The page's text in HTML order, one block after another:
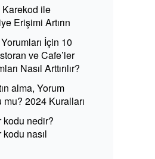
ile
Erişimi Artırın
İçin 10
ve Cafe’ler
Nasıl Arttırılır?
alma, Yorum
mu? 2024 Kuralları
kodu nedir?
nasıl